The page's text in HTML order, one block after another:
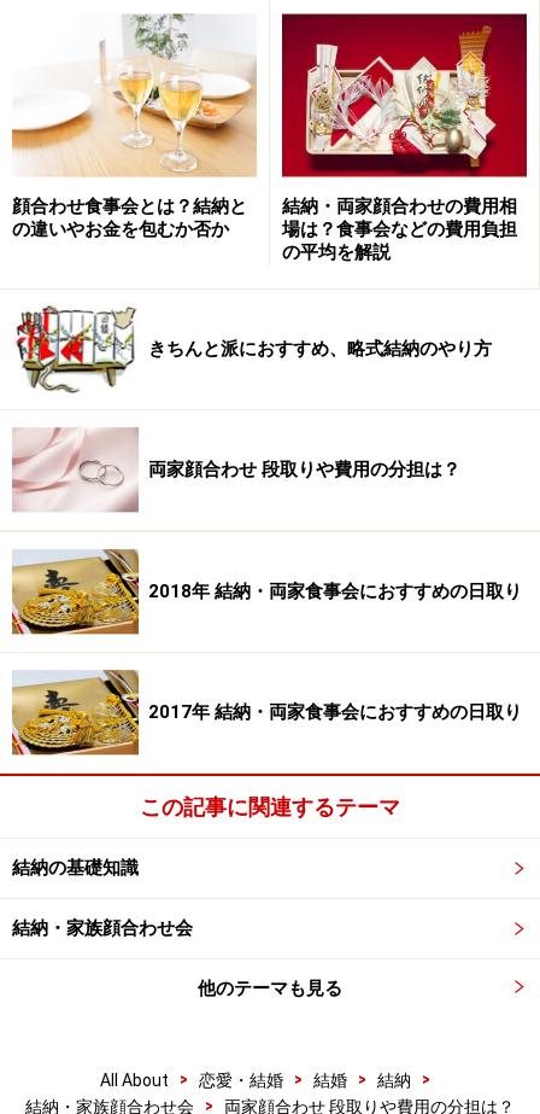
場所どこにする？
実施場所は料亭が38.2％、レストラン17.6％、ホテル
14.5％、妻の家14.6％、結婚式場3.8％となっています。
食事会にかける費用は5～10万円が一番多く37.1％で
す。婚約記念品の交換を行うのであれば、個室が予約で
きるところがベストです。
服装はどうする？
男性はスーツ、女性はスーツかワンピースが一般的。母
親が着物を着る場合は格を合わせるよう事前に確認して
おきましょう。
食事会の費用は両家がそれぞれ折半で出し合い、男性本
顔合わせ食事会とは？結納と
の違いやお金を包むか否か
結納・両家顔合わせの費用相
場は？食事会などの費用負担
の平均を解説
きちんと派におすすめ、略式結納のやり方
両家顔合わせ 段取りや費用の分担は？
2018年 結納・両家食事会におすすめの日取り
2017年 結納・両家食事会におすすめの日取り
この記事に関連するテーマ
結納の基礎知識
結納・家族顔合わせ会
他のテーマも見る
All About > 恋愛・結婚 > 結婚 > 結納
>
結納・家族顔合わせ会
> 両家顔合わせ 段取りや費用の分担は？